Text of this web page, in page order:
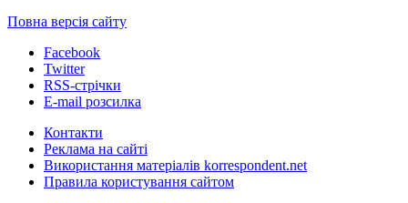
Повна версія сайту
Facebook
Twitter
RSS-стрічки
E-mail розсилка
Контакти
Реклама на сайті
Використання матеріалів korrespondent.net
Правила користування сайтом